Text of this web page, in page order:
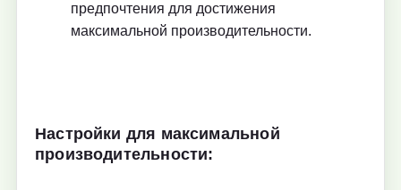
предпочтения для достижения
максимальной производительности.
Настройки для максимальной
производительности: